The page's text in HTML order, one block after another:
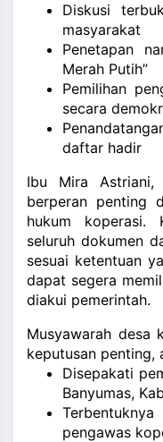
Diskusi
masyarakat
Penetapan
Merah Putih”
Pemilihan
secara
daftar hadir
Ibu Mira Astriani,
berperan penting
hukum koperasi.
seluruh dokumen
sesuai ketentuan
dapat segera
diakui pemerintah.
Musyawarah desa
keputusan penting,
Disepakati
Banyumas,
pengawas